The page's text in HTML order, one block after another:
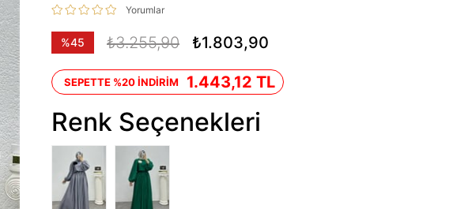
Yorumlar
%45
₺3.255,90 ₺1.803,90
SEPETTE %20 İNDİRİM 1.443,12 TL
Renk Seçenekleri